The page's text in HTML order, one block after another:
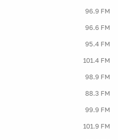
96.9 FM
96.6 FM
95.4 FM
101.4 FM
98.9 FM
88.3 FM
99.9 FM
101.9 FM